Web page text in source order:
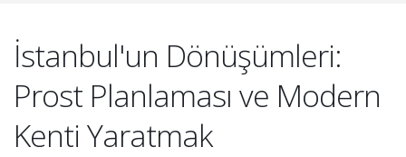
İstanbul'un Dönüşümleri:
Prost Planlaması ve Modern
Kenti Yaratmak